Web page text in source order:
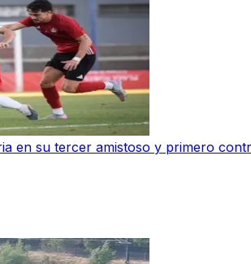
en su tercer amistoso y primero